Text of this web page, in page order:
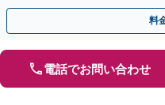
模や業種に応じて柔軟にカスタ
料
電話でお問い合わせ